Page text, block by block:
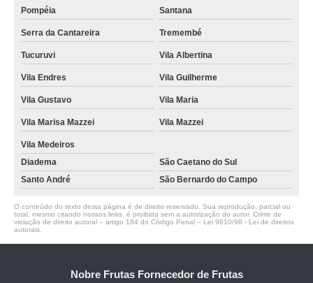
Pompéia Santana
Serra da Cantareira Tremembé
Tucuruvi Vila Albertina
Vila Endres Vila Guilherme
Vila Gustavo Vila Maria
Vila Marisa Mazzei Vila Mazzei
Vila Medeiros
Diadema
São Caetano do Sul
Santo André
São Bernardo do Campo
O conteúdo do texto desta página é de direito reservado. Sua reprodução, parcial ou
total, mesmo citando nossos links, é proibida sem a autorização do autor. Crime de
violação de direito autoral – artigo 184 do Código Penal – Lei 9610/98 - Lei de direitos
autorais
Nobre Frutas Fornecedor de Frutas